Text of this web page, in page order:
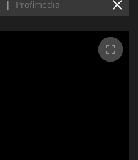
| Profimedia